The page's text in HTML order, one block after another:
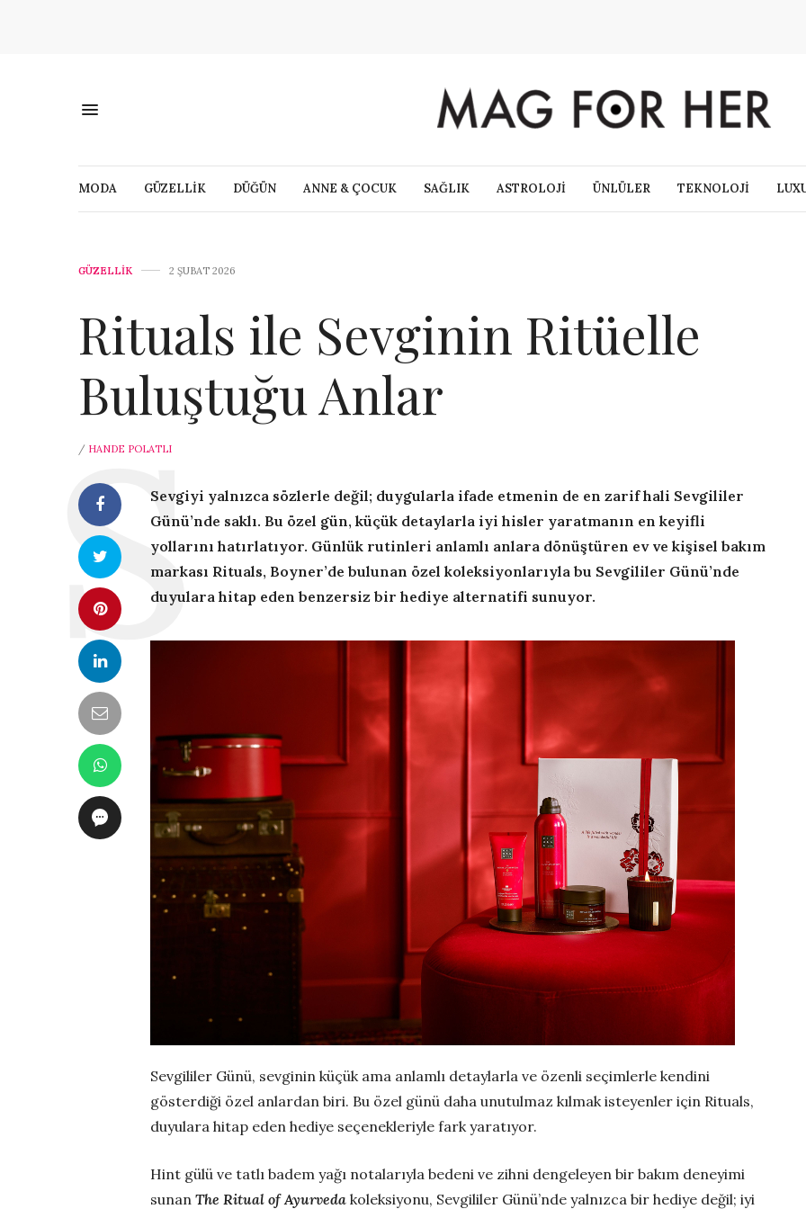
MODA GÜZELLİK DÜĞÜN ANNE & ÇOCUK SAĞLIK ASTROLOJİ ÜNLÜLER TEKNOLOJİ
GÜZELLİK 2 ŞUBAT 2026
Rituals ile Sevginin Ritüelle
Buluştuğu Anlar
/ HANDE POLATLI
Sevgiyi yalnızca sözlerle değil; duygularla ifade etmenin de en zarif hali Sevgililer
Günü’nde saklı. Bu özel gün, küçük detaylarla iyi hisler yaratmanın en keyifli
yollarını hatırlatıyor. Günlük rutinleri anlamlı anlara dönüştüren ev ve kişisel bakım
markası Rituals, Boyner’de bulunan özel koleksiyonlarıyla bu Sevgililer Günü’nde
duyulara hitap eden benzersiz bir hediye alternatifi sunuyor.
Sevgililer Günü, sevginin küçük ama anlamlı detaylarla ve özenli seçimlerle kendini
gösterdiği özel anlardan biri. Bu özel günü daha unutulmaz kılmak isteyenler için Rituals,
duyulara hitap eden hediye seçenekleriyle fark yaratıyor.
Hint gülü ve tatlı badem yağı notalarıyla bedeni ve zihni dengeleyen bir bakım deneyimi
sunan The Ritual of Ayurveda koleksiyonu, Sevgililer Günü’nde yalnızca bir hediye değil; iyi